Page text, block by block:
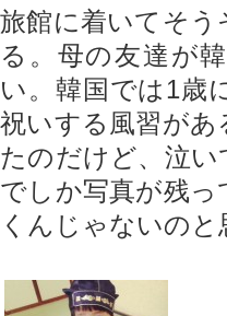
旅館に着いてそ
る。母の友達が
い。韓国では1歳
祝いする風習が
たのだけど、泣
でしか写真が残
くんじゃないの